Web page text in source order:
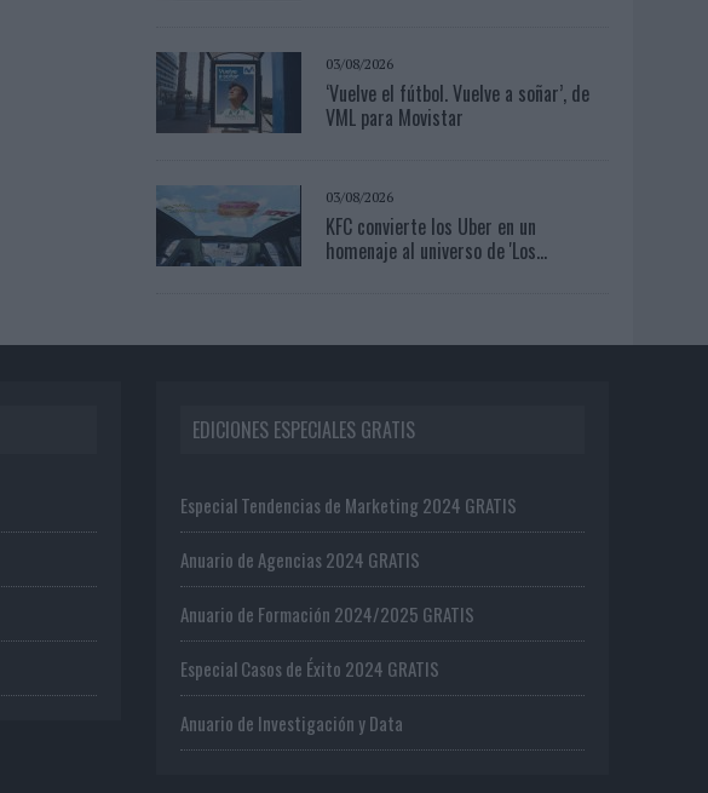
03/08/2026
‘Vuelve el fútbol. Vuelve a soñar’, de
VML para Movistar
03/08/2026
KFC convierte los Uber en un
homenaje al universo de 'Los...
EDICIONES ESPECIALES GRATIS
Especial Tendencias de Marketing 2024 GRATIS
Anuario de Agencias 2024 GRATIS
Anuario de Formación 2024/2025 GRATIS
Especial Casos de Éxito 2024 GRATIS
Anuario de Investigación y Data